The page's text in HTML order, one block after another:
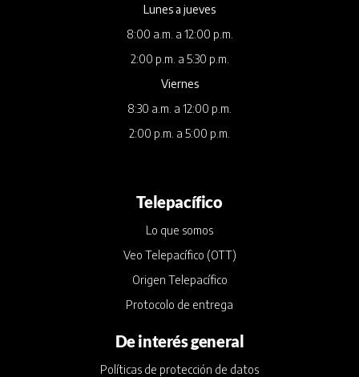
Lunes a jueves
8:00 a.m. a 12:00 p.m.
2:00 p.m. a 5:30 p.m.
Viernes
8:30 a.m. a 12:00 p.m.
2:00 p.m. a 5:00 p.m.
Telepacífico
Lo que somos
Veo Telepacífico (OTT)
Origen Telepacífico
Protocolo de entrega
De interés general
Políticas de protección de datos